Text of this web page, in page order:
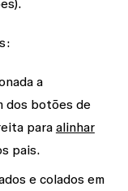
a
dos botões de
para alinhar
pais.
e colados em